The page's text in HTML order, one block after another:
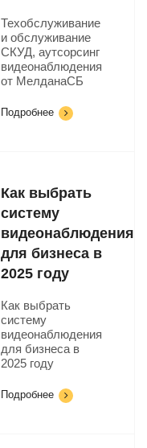
Техобслуживание
и обслуживание
СКУД, аутсорсинг
видеонаблюдения
от МелданаСБ
Подробнее
Как выбрать
систему
видеонаблюдения
для бизнеса в
2025 году
Как выбрать
систему
видеонаблюдения
для бизнеса в
2025 году
Подробнее